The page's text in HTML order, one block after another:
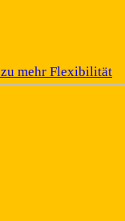
mehr Flexibilität